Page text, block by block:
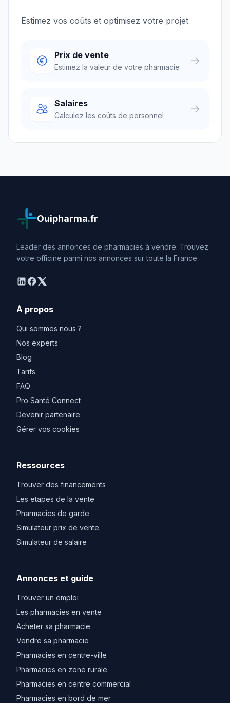
Estimez vos coûts et optimisez votre projet
Prix de vente
Estimez la valeur de votre pharmacie
Salaires
Calculez les coûts de personnel
Ouipharma.fr
Leader des annonces de pharmacies à vendre. Trouvez
votre officine parmi nos annonces sur toute la France.
linkedin
facebook
twitter
À propos
Qui sommes nous ?
Nos experts
Blog
Tarifs
FAQ
Pro Santé Connect
Devenir partenaire
Gérer vos cookies
Ressources
Trouver des financements
Les etapes de la vente
Pharmacies de garde
Simulateur prix de vente
Simulateur de salaire
Annonces et guide
Trouver un emploi
Les pharmacies en vente
Acheter sa pharmacie
Vendre sa pharmacie
Pharmacies en centre-ville
Pharmacies en zone rurale
Pharmacies en centre commercial
Pharmacies en bord de mer